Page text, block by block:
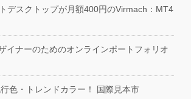
デスクトップが月額400円のVirmach：MT4
イナーのためのオンラインポートフォリオ
色・トレンドカラー！ 国際見本市